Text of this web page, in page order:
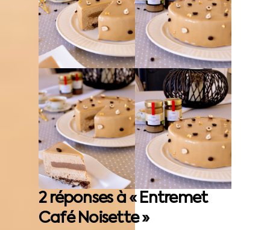
2 réponses à « Entremet
Café Noisette »